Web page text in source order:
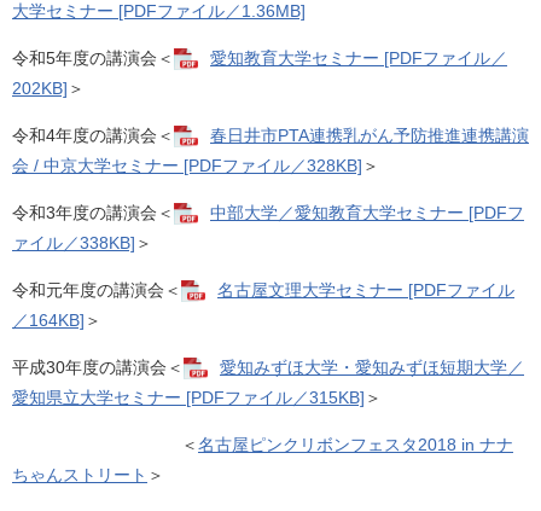
大学セミナー [PDFファイル／1.36MB]
令和5年度の講演会＜
愛知教育大学セミナー [PDFファイル／
202KB] ＞
令和4年度の講演会＜
春日井市PTA連携乳がん予防推進連携講演
会 / 中京大学セミナー [PDFファイル／328KB] ＞
令和3年度の講演会＜
中部大学／愛知教育大学セミナー [PDFフ
ァイル／338KB] ＞
令和元年度の講演会＜
名古屋文理大学セミナー [PDFファイル
／164KB] ＞
平成30年度の講演会＜
愛知みずほ大学・愛知みずほ短期大学／
愛知県立大学セミナー [PDFファイル／315KB] ＞
＜名古屋ピンクリボンフェスタ2018 in ナナ
ちゃんストリート ＞